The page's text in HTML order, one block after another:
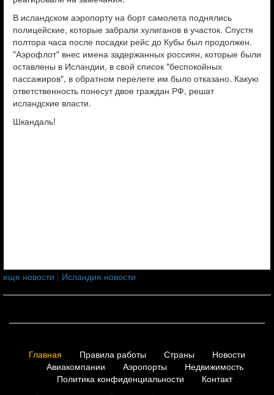
В исландском аэропорту на борт самолета поднялись
полицейские, которые забрали хулиганов в участок. Спустя
полтора часа после посадки рейс до Кубы был продолжен.
"Аэрофлот" внес имена задержанных россиян, которые были
оставлены в Исландии, в свой список "беспокойных
пассажиров", в обратном перелете им было отказано. Какую
ответственность понесут двое граждан РФ, решат
исландские власти.
Шкандаль!
еще новости | Исландия новости
Главная Правила работы Страны
Новости
Авиакомпании
Аэропорты
Недвижимость
Политика конфиденциальности
Контакт